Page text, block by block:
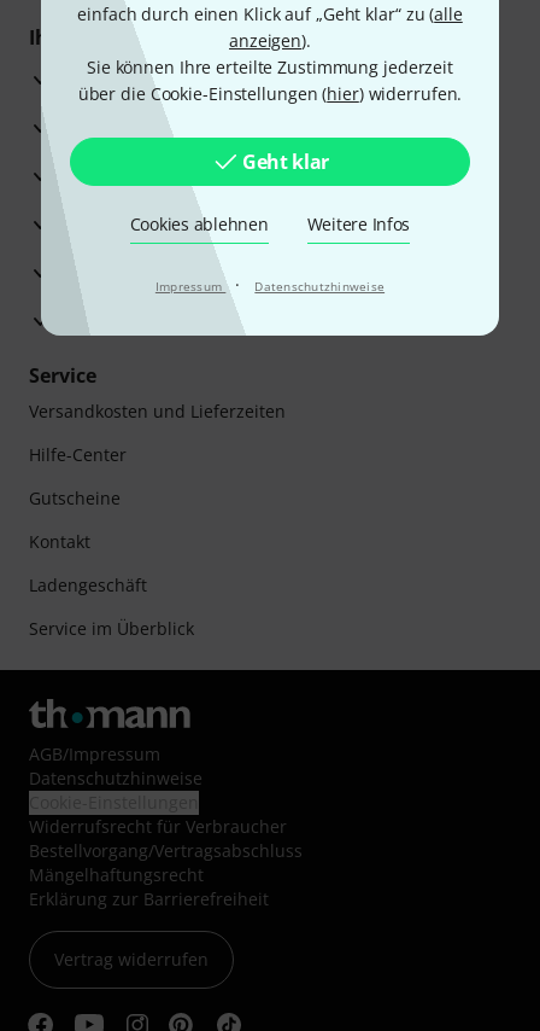
einfach durch einen Klick auf „Geht klar“ zu (alle
anzeigen).
Sie können Ihre erteilte Zustimmung jederzeit
über die Cookie-Einstellungen (hier) widerrufen.
Geht klar
Cookies ablehnen Weitere Infos
Impressum · Datenschutzhinweise
Ihre Vorteile
3 Jahre Thomann Garantie
30 Tage Money-Back-Garantie
Reparaturservice
Beratung durch Fachexperten
Zufriedenheitsgarantie
Europas größtes Versandlager
Service
Versandkosten und Lieferzeiten
Hilfe-Center
Gutscheine
Kontakt
Ladengeschäft
Service im Überblick
AGB/Impressum
Datenschutzhinweise
Widerrufsrecht für Verbraucher
Bestellvorgang/Vertragsabschluss
Mängelhaftungsrecht
Erklärung zur Barrierefreiheit
Vertrag widerrufen